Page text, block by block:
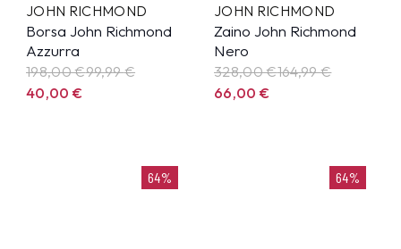
JOHN RICHMOND
Borsa John Richmond
Azzurra
198,00 €99,99€
40,00€
JOHN RICHMOND
Zaino John Richmond
Nero
328,00 €164,99€
66,00€
64% 64%